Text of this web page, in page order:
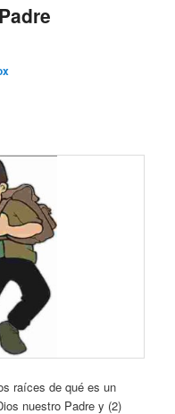
raíces de qué es un
nuestro Padre y (2)